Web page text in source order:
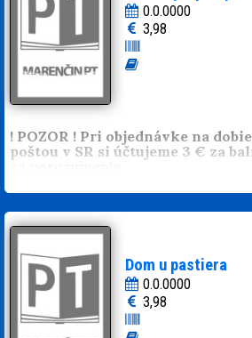
0.0.0000
3,98
! POZOR ! Pri objednávke na
poštou v SR si účtujeme 3 € za
za porozumenie.
Dom u pastiera
0.0.0000
3,98